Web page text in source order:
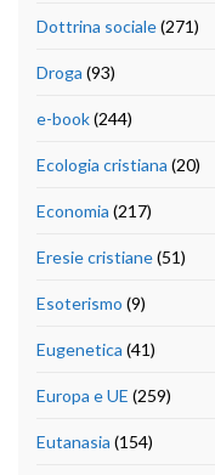
Dottrina sociale(271)
Droga (93)
e-book(244)
Ecologia cristiana (20)
Economia (217)
Eresie cristiane(51)
Esoterismo (9)
Eugenetica (41)
Europa e UE (259)
Eutanasia (154)